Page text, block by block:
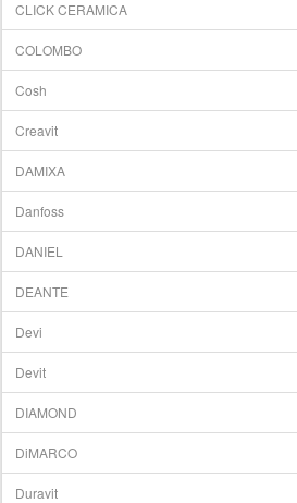
CLICK CERAMICA
COLOMBO
Cosh
Creavit
DAMIXA
Danfoss
DANIEL
DEANTE
Devi
Devit
DIAMOND
DiMARCO
Duravit